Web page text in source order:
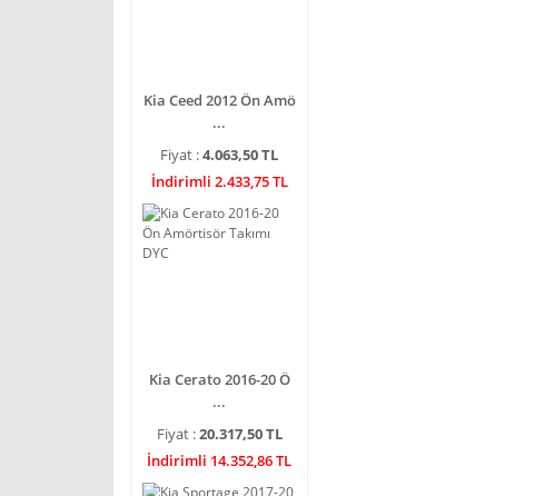
Kia Ceed 2012 Ön Amö
...
Fiyat :4.063,50 TL
İndirimli 2.433,75 TL
Kia Cerato 2016-20 Ö
...
Fiyat :20.317,50 TL
İndirimli 14.352,86 TL